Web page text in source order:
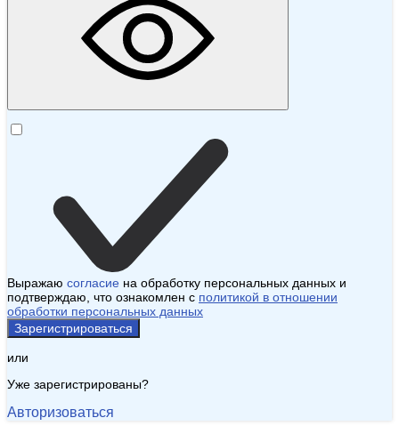
Выражаю согласие на обработку персональных данных и
подтверждаю, что ознакомлен с политикой в отношении
обработки персональных данных
Зарегистрироваться
или
Уже зарегистрированы?
Авторизоваться